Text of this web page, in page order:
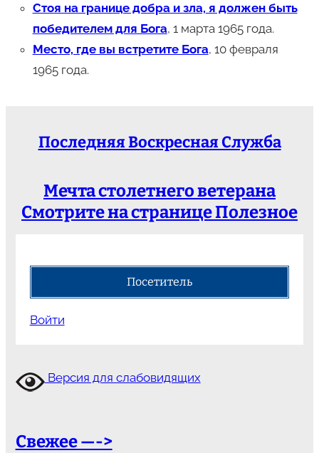
Стоя на границе добра и зла, я должен быть
победителем для Бога, 1 марта 1965 года.
Место, где вы встретите Бога, 10 февраля
1965 года.
Последняя Воскресная Служба
Мечта столетнего ветерана
Смотрите на странице Полезное
Посетитель
Войти
Версия для слабовидящих
Свежее —->